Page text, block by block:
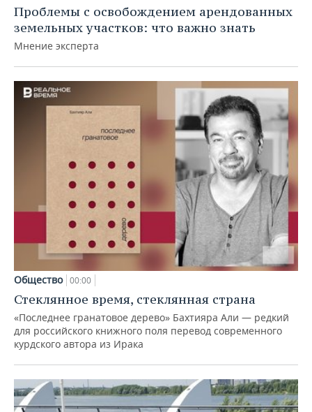
Проблемы с освобождением арендованных
земельных участков: что важно знать
Мнение эксперта
Общество 00:00
Стеклянное время, стеклянная страна
«Последнее гранатовое дерево» Бахтияра Али — редкий
для российского книжного поля перевод современного
курдского автора из Ирака